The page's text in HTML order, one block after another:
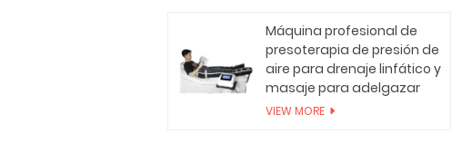
Máquina profesional de
presoterapia de presión de
aire para drenaje linfático y
masaje para adelgazar
VIEW MORE